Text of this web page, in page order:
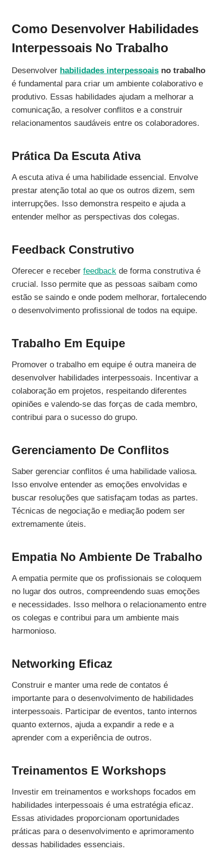
Como Desenvolver Habilidades
Interpessoais No Trabalho
Desenvolver habilidades interpessoais no trabalho
é fundamental para criar um ambiente colaborativo e
produtivo. Essas habilidades ajudam a melhorar a
comunicação, a resolver conflitos e a construir
relacionamentos saudáveis entre os colaboradores.
Prática Da Escuta Ativa
A escuta ativa é uma habilidade essencial. Envolve
prestar atenção total ao que os outros dizem, sem
interrupções. Isso demonstra respeito e ajuda a
entender melhor as perspectivas dos colegas.
Feedback Construtivo
Oferecer e receber feedback de forma construtiva é
crucial. Isso permite que as pessoas saibam como
estão se saindo e onde podem melhorar, fortalecendo
o desenvolvimento profissional de todos na equipe.
Trabalho Em Equipe
Promover o trabalho em equipe é outra maneira de
desenvolver habilidades interpessoais. Incentivar a
colaboração em projetos, respeitando diferentes
opiniões e valendo-se das forças de cada membro,
contribui para o sucesso do grupo.
Gerenciamento De Conflitos
Saber gerenciar conflitos é uma habilidade valiosa.
Isso envolve entender as emoções envolvidas e
buscar resoluções que satisfaçam todas as partes.
Técnicas de negociação e mediação podem ser
extremamente úteis.
Empatia No Ambiente De Trabalho
A empatia permite que os profissionais se coloquem
no lugar dos outros, compreendendo suas emoções
e necessidades. Isso melhora o relacionamento entre
os colegas e contribui para um ambiente mais
harmonioso.
Networking Eficaz
Construir e manter uma rede de contatos é
importante para o desenvolvimento de habilidades
interpessoais. Participar de eventos, tanto internos
quanto externos, ajuda a expandir a rede e a
aprender com a experiência de outros.
Treinamentos E Workshops
Investir em treinamentos e workshops focados em
habilidades interpessoais é uma estratégia eficaz.
Essas atividades proporcionam oportunidades
práticas para o desenvolvimento e aprimoramento
dessas habilidades essenciais.